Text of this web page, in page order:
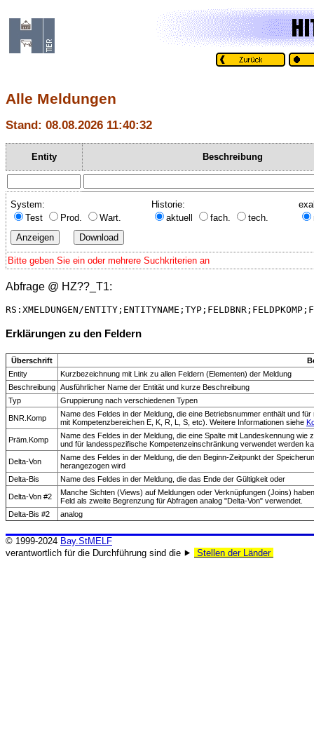
Alle Meldungen
Stand: 08.08.2026 11:40:32
Entity Beschreibung
System:
Test
Prod. Wart.
Historie:
aktuell
fach. tech.
Bitte geben Sie ein oder mehrere Suchkriterien an
Abfrage @ HZ??_T1:
RS:XMELDUNGEN/
Erklärungen zu den Feldern
Überschrift
Entity
Kurzbezeichnung mit Link zu allen Feldern (Elementen) der Meldung
Beschreibung Ausführlicher Name der Entität und kurze Beschreibung
Typ
Gruppierung nach verschiedenen Typen
BNR.Komp
Name des Feldes in der Meldung, die eine Betriebsnummer enthält und
mit Kompetenzbereichen E, K, R, L, S, etc). Weitere Informationen siehe
Präm.Komp
Name des Feldes in der Meldung, die eine Spalte mit Landeskennung
und für landesspezifische Kompetenzeinschränkung verwendet werden
Delta-Von
Name des Feldes in der Meldung, die den Beginn-Zeitpunkt der
herangezogen wird
Delta-Bis
Name des Feldes in der Meldung, die das Ende der Gültigkeit oder
Delta-Von #2
Manche Sichten (Views) auf Meldungen oder Verknüpfungen (Joins)
Feld als zweite Begrenzung für Abfragen analog "Delta-Von" verwendet.
Delta-Bis #2
analog
© 1999-2024 Bay.StMELF
verantwortlich für die Durchführung sind die ⯈
Stellen der Länder